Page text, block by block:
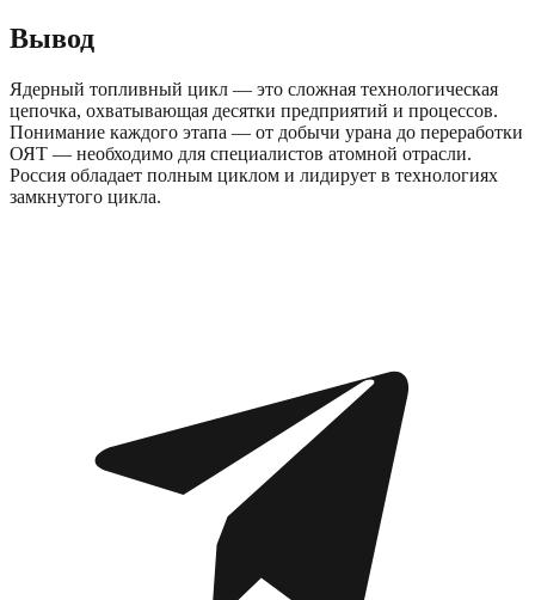
Вывод
Ядерный топливный цикл — это сложная технологическая
цепочка, охватывающая десятки предприятий и процессов.
Понимание каждого этапа — от добычи урана до переработки
ОЯТ — необходимо для специалистов атомной отрасли.
Россия обладает полным циклом и лидирует в технологиях
замкнутого цикла.